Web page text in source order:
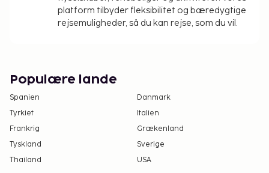
platform tilbyder fleksibilitet og bæredygtige
rejsemuligheder, så du kan rejse, som du vil.
Populære lande
Spanien
Danmark
Tyrkiet
Italien
Frankrig
Grækenland
Tyskland
Sverige
Thailand
USA